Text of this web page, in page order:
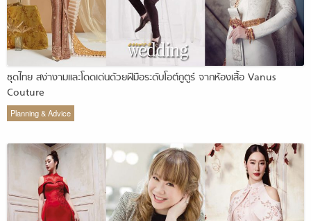
ชุดไทย สง่างามและโดดเด่นด้วยฝีมือระดับโอต์กูตูร์ จากห้องเสื้อ Vanus
Couture
Planning & Advice